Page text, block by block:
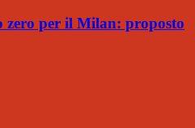
per il Milan: proposto